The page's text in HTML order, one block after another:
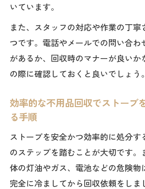
の実態
不用品回収業者と粗大ゴ
ポイント
安い不用品回収と持ち込
ぶべきか
不用品回収利用前に確認
口コミを参考にした不用
のコツ
不用品回収を無料で利用
いています。
また、スタッフの対応や作業の丁寧
つです。電話やメールでの問い合わ
があるか、回収時のマナーが良いか
の際に確認しておくと良いでしょう。
効率的な不用品回収でストーブ
る手順
ストーブを安全かつ効率的に処分
のステップを踏むことが大切です。
体の灯油やガス、電池などの危険物
完全に冷ましてから回収依頼をしま